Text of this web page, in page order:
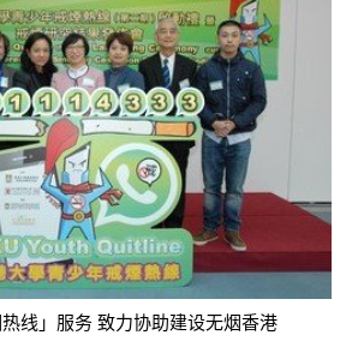
线」服务 致力协助建设无烟香港